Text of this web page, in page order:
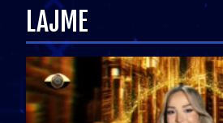
LAJME